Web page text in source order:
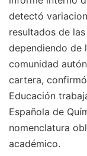
detectó
resultados de
dependiendo de
comunidad
cartera,
Educación
Española de
nomenclatura
académico.